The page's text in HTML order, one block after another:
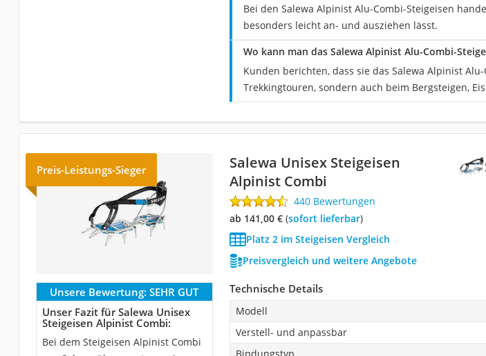
Bei den Salewa Alpinist Alu-Combi-Steigeisen
besonders leicht an- und ausziehen lässt.
Wo kann man das Salewa Alpinist Alu-Combi-
Kunden berichten, dass sie das Salewa Alpinist
Trekkingtouren, sondern auch beim Bergsteigen,
Preis-Leistungs-Sieger
Salewa Unisex Steigeisen
Alpinist Combi
440 Bewertungen
ab 141,00 €( Sofort lieferbar)
Platz 2 im Steigeisen Vergleich
Preisvergleich und weitere Angebote
Unsere Bewertung: SEHR GUT
Unser Fazit für Salewa Unisex
Steigeisen Alpinist Combi:
Bei dem Steigeisen Alpinist Combi
Technische Details
Modell
Verstell- und anpassbar